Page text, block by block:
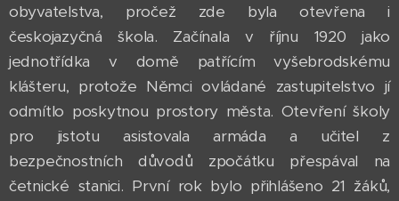
obyvatelstva, pročež zde byla otevřena i
českojazyčná škola. Začínala v říjnu 1920 jako
jednotřídka v domě patřícím vyšebrodskému
klášteru, protože Němci ovládané zastupitelstvo jí
odmítlo poskytnou prostory města. Otevření školy
pro jistotu asistovala armáda a učitel z
bezpečnostních důvodů zpočátku přespával na
četnické stanici. První rok bylo přihlášeno 21 žáků,